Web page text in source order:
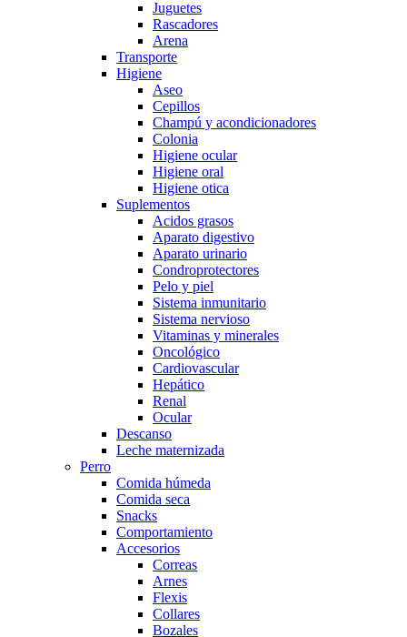
Juguetes
Rascadores
Arena
Transporte
Higiene
Aseo
Cepillos
Champú y acondicionadores
Colonia
Higiene ocular
Higiene oral
Higiene otica
Suplementos
Acidos grasos
Aparato digestivo
Aparato urinario
Condroprotectores
Pelo y piel
Sistema inmunitario
Sistema nervioso
Vitaminas y minerales
Oncológico
Cardiovascular
Hepático
Renal
Ocular
Descanso
Leche maternizada
Perro
Comida húmeda
Comida seca
Snacks
Comportamiento
Accesorios
Correas
Arnes
Flexis
Collares
Bozales